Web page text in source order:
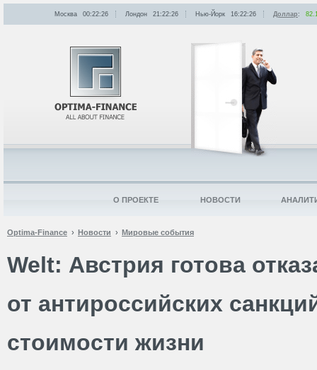
Optima-Finance Новости Мировые события
Welt: Австрия готова
от антироссийских
стоимости жизни
Москва 00:22:26 Лондон 21:22:26 Нью-Йорк 16:22:26 Доллар:
О ПРОЕКТЕ НОВОСТИ